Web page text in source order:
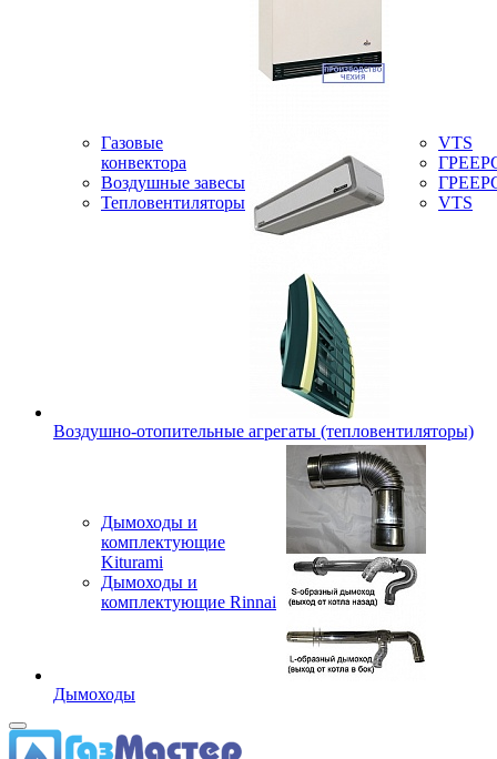
Газовые
конвектора
Воздушные завесы
Тепловентиляторы
VTS
VTS
Воздушно-отопительные агрегаты (тепловентиляторы)
Дымоходы и
комплектующие
Kiturami
Дымоходы и
комплектующие Rinnai
Дымоходы